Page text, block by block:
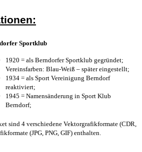
Sportklub
1920 = als Berndorfer Sportklub gegründet;
Vereinsfarben: Blau-Weiß – später eingestellt;
1934 = als Sport Vereinigung Berndorf
reaktiviert;
1945 = Namensänderung in Sport Klub
Berndorf;
sind 4 verschiedene Vektorgrafikformate (CDR,
(JPG, PNG, GIF) enthalten.